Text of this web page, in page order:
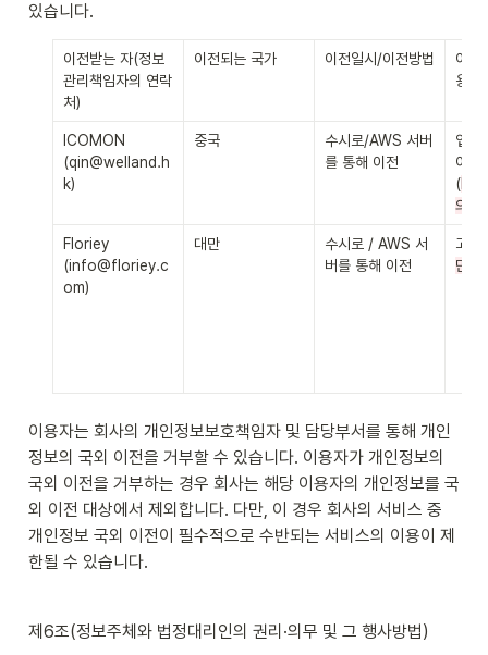
있습니다.
이전받는 자(정보
관리책임자의 연락
처)
이전되는 국가 이전일시/이전방법
이전
용
ICOMON
(qin@welland.h
k)
중국
수시로/AWS 서버
를 통해 이전
앱
이터
(
의
Floriey
(info@floriey.c
om)
대만
수시로 / AWS 서
버를 통해 이전
고객
만회
이용자는 회사의 개인정보보호책임자 및 담당부서를 통해 개인
정보의 국외 이전을 거부할 수 있습니다. 이용자가 개인정보의
국외 이전을 거부하는 경우 회사는 해당 이용자의 개인정보를 국
외 이전 대상에서 제외합니다. 다만, 이 경우 회사의 서비스 중
개인정보 국외 이전이 필수적으로 수반되는 서비스의 이용이 제
한될 수 있습니다.
제6조(정보주체와 법정대리인의 권리·의무 및 그 행사방법)